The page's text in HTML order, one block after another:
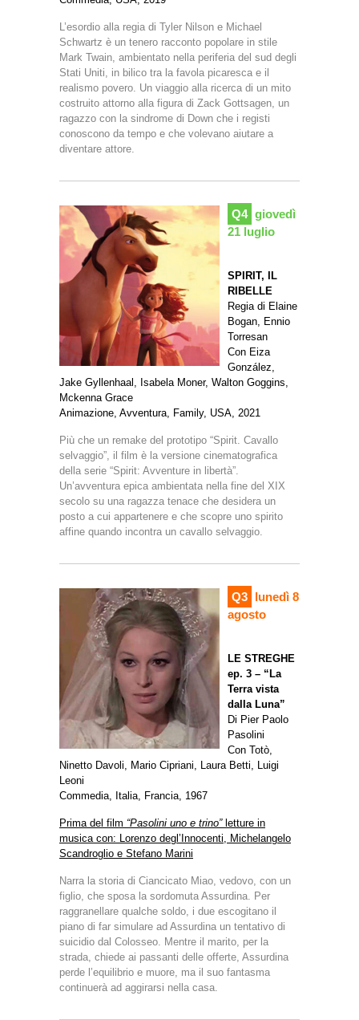
L’esordio alla regia di Tyler Nilson e Michael
Schwartz è un tenero racconto popolare in stile
Mark Twain, ambientato nella periferia del sud degli
Stati Uniti, in bilico tra la favola picaresca e il
realismo povero. Un viaggio alla ricerca di un mito
costruito attorno alla figura di Zack Gottsagen, un
ragazzo con la sindrome di Down che i registi
conoscono da tempo e che volevano aiutare a
diventare attore.
Q4 giovedì
21 luglio
SPIRIT, IL
RIBELLE
Regia di Elaine
Bogan, Ennio
Torresan
Con Eiza
González,
Jake Gyllenhaal, Isabela Moner, Walton Goggins,
Mckenna Grace
Animazione, Avventura, Family, USA, 2021
Più che un remake del prototipo “Spirit. Cavallo
selvaggio”, il film è la versione cinematografica
della serie “Spirit: Avventure in libertà”.
Un’avventura epica ambientata nella fine del XIX
secolo su una ragazza tenace che desidera un
posto a cui appartenere e che scopre uno spirito
affine quando incontra un cavallo selvaggio.
Q3 lunedì 8
agosto
LE STREGHE
ep. 3 – “La
Terra vista
dalla Luna”
Di Pier Paolo
Pasolini
Con Totò,
Ninetto Davoli, Mario Cipriani, Laura Betti, Luigi
Leoni
Commedia, Italia, Francia, 1967
Prima del film “Pasolini uno e trino”letture in
musica con: Lorenzo degl’Innocenti, Michelangelo
Scandroglio e Stefano Marini
Narra la storia di Ciancicato Miao, vedovo, con un
figlio, che sposa la sordomuta Assurdina. Per
raggranellare qualche soldo, i due escogitano il
piano di far simulare ad Assurdina un tentativo di
suicidio dal Colosseo. Mentre il marito, per la
strada, chiede ai passanti delle offerte, Assurdina
perde l’equilibrio e muore, ma il suo fantasma
continuerà ad aggirarsi nella casa.